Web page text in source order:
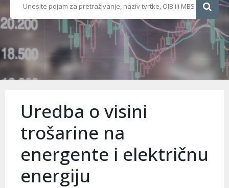
Uredba o visini
trošarine na
energente i električnu
energiju